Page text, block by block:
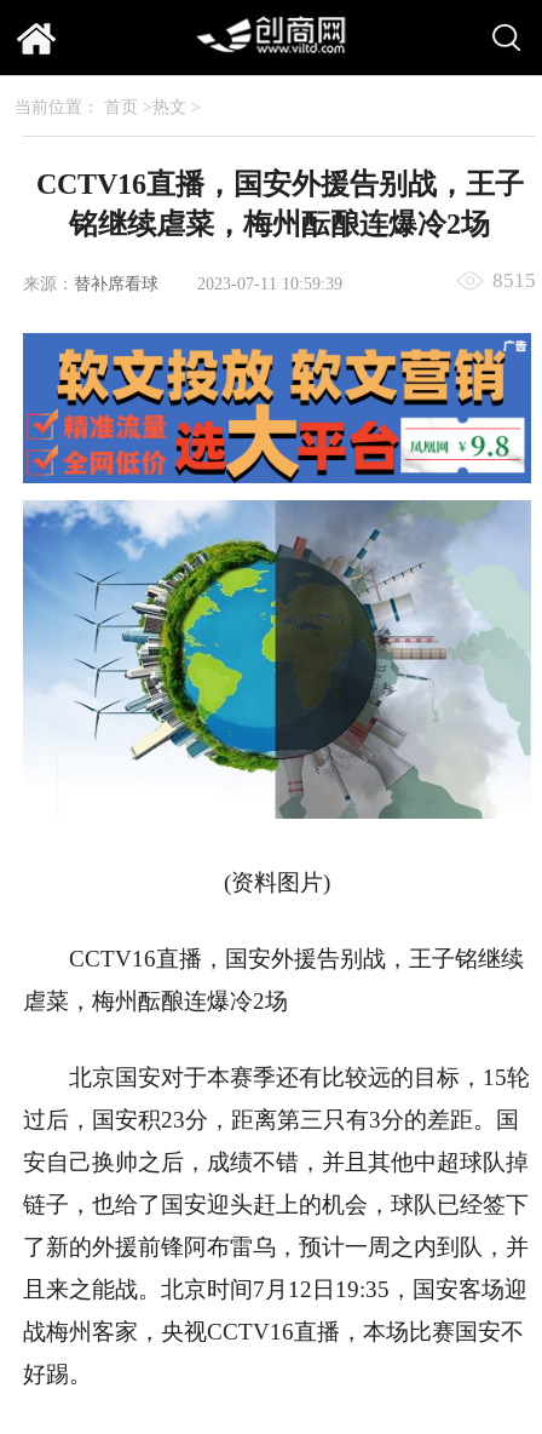
当前位置： 首页 >热文 >
CCTV16直播，国安外援告别战，王子
铭继续虐菜，梅州酝酿连爆冷2场
来源： 替补席看球 2023-07-11 10:59:39 8515
(资料图片)
CCTV16直播，国安外援告别战，王子铭继续
虐菜，梅州酝酿连爆冷2场
北京国安对于本赛季还有比较远的目标，15轮
过后，国安积23分，距离第三只有3分的差距。国
安自己换帅之后，成绩不错，并且其他中超球队掉
链子，也给了国安迎头赶上的机会，球队已经签下
了新的外援前锋阿布雷乌，预计一周之内到队，并
且来之能战。北京时间7月12日19:35，国安客场迎
战梅州客家，央视CCTV16直播，本场比赛国安不
好踢。